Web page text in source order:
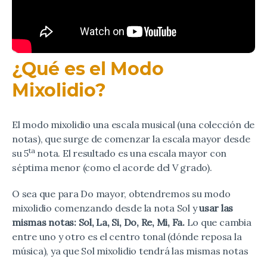
¿Qué es el Modo
Mixolidio?
El modo mixolidio una escala musical (una colección de
notas), que surge de comenzar la escala mayor desde
su 5tanota. El resultado es una escala mayor con
séptima menor (como el acorde del V grado).
O sea que para Do mayor, obtendremos su modo
mixolidio comenzando desde la nota Sol yusar las
mismas notas: Sol, La, Si, Do, Re, Mi, Fa. Lo que cambia
entre uno y otro es el centro tonal (dónde reposa la
música), ya que Sol mixolidio tendrá las mismas notas